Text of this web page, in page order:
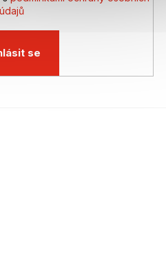
údajů
se